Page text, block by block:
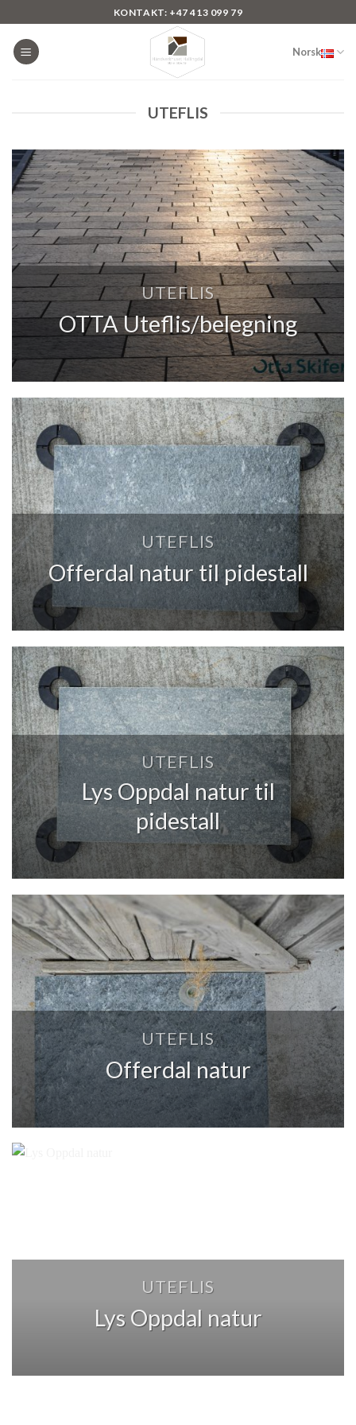
to
content
KONTAKT: +47 413 099 79
Norsk
UTEFLIS
UTEFLIS
OTTA Uteflis/belegning
UTEFLIS
Offerdal natur til pidestall
UTEFLIS
Lys Oppdal natur til
pidestall
UTEFLIS
Offerdal natur
UTEFLIS
Lys Oppdal natur